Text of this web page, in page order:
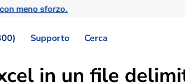
meno sforzo.
Supporto Cerca
in un file